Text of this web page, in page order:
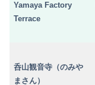
Yamaya Factory
Terrace
呑山観音寺（のみや
まさん）